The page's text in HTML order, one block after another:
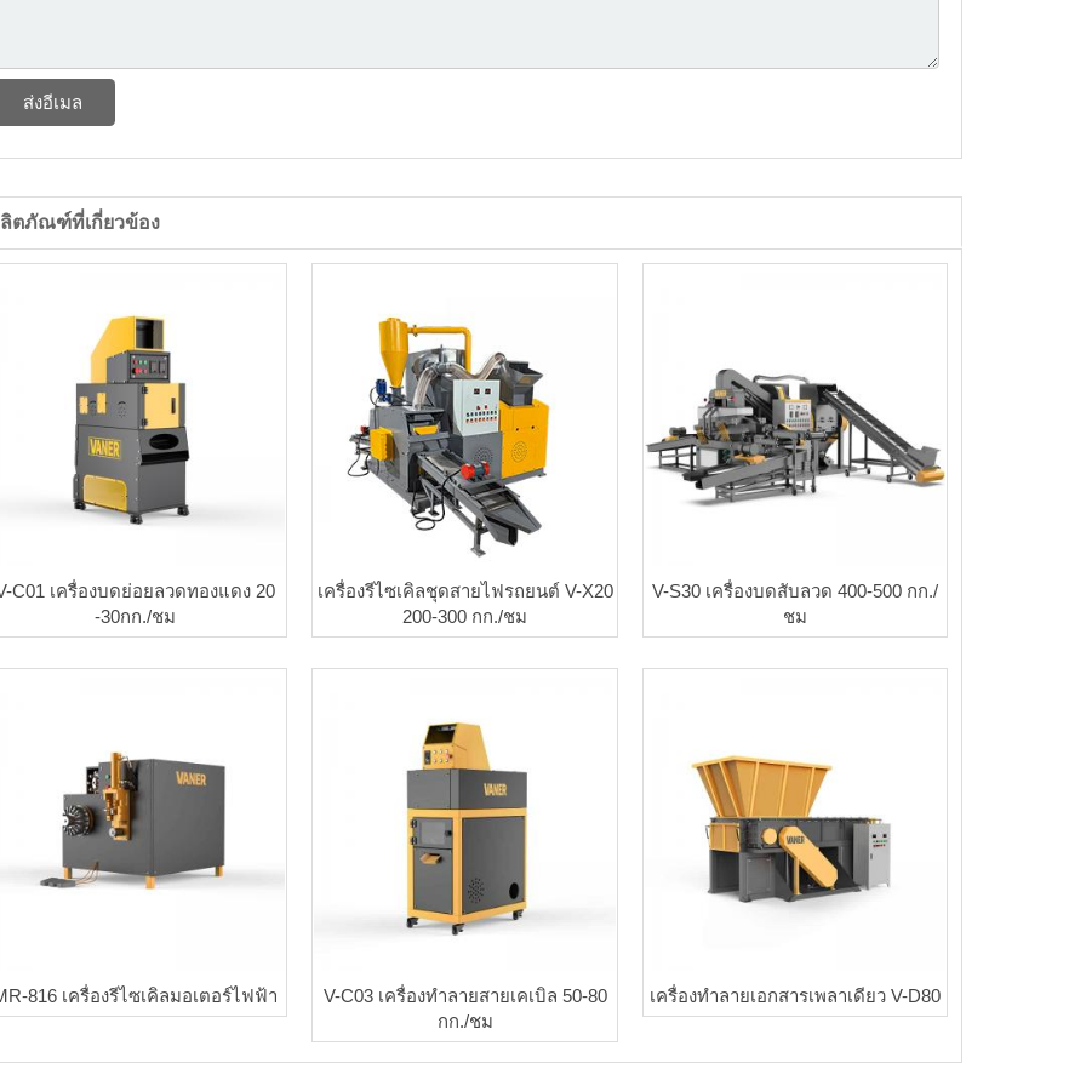
ส่งอีเมล
ตภัณฑ์ที่เกี่ยวข้อง
C01 เครื่องบดย่อยลวดทองแดง 20
-30กก./ชม
เครื่องรีไซเคิลชุดสายไฟรถยนต์ V-X20
200-300 กก./ชม
V-S30 เครื่องบดสับลวด 400-500 กก./
ชม
816 เครื่องรีไซเคิลมอเตอร์ไฟฟ้า
V-C03 เครื่องทำลายสายเคเบิล 50-80
กก./ชม
เครื่องทำลายเอกสารเพลาเดียว V-D80